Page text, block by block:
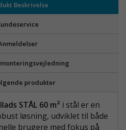
Beskrivelse
produkter
STÅL 60 m² i stål er en
løsning, udviklet til både
brugere med fokus på